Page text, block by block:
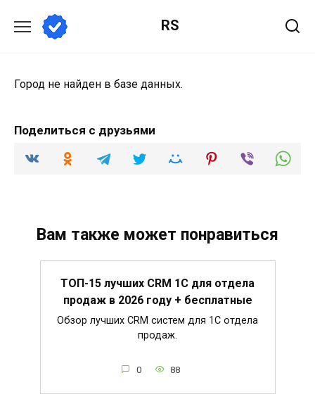
содержанию
RS
Город не найден в базе данных.
Поделиться с друзьями
Вам также может понравиться
ТОП-15 лучших CRM 1C для отдела
продаж в 2026 году + бесплатные
Обзор лучших CRM систем для 1С отдела
продаж.
0 88